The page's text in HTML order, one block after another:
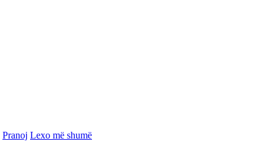
Pranoj Lexo më shumë